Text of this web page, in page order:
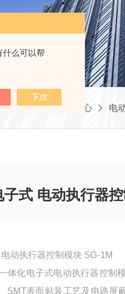
什么可以帮
置：首页 产品中心 电
子式 电动执行器
动执行器控制模块 SG-1M
体化电子式电动执行器控制
SMT表面贴装工艺及电路屏